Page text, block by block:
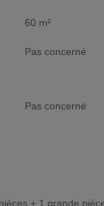
60 m²
Pas concerné
Pas concerné